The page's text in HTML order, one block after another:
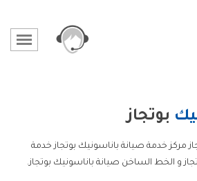
بوتجاز
مركز خدمة صيانة باناسونيك بوتجاز خدمة
و الخط الساخن صيانة باناسونيك بوتجاز.